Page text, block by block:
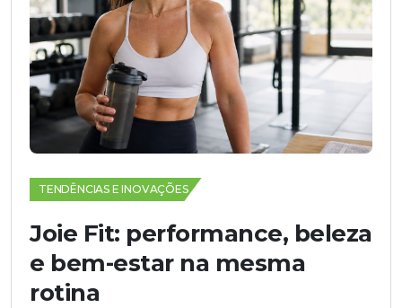
TENDÊNCIAS E INOVAÇÕES
Joie Fit: performance, beleza
e bem-estar na mesma
rotina